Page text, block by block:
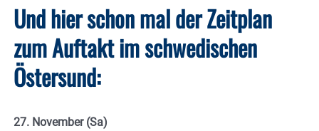
Und hier schon mal der Zeitplan
zum Auftakt im schwedischen
Östersund:
27. November (Sa)